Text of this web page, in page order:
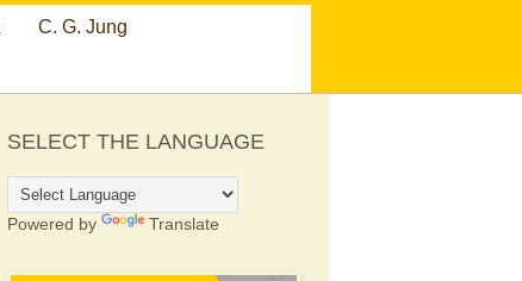
C. G. Jung
SELECT THE LANGUAGE
Powered by Translate